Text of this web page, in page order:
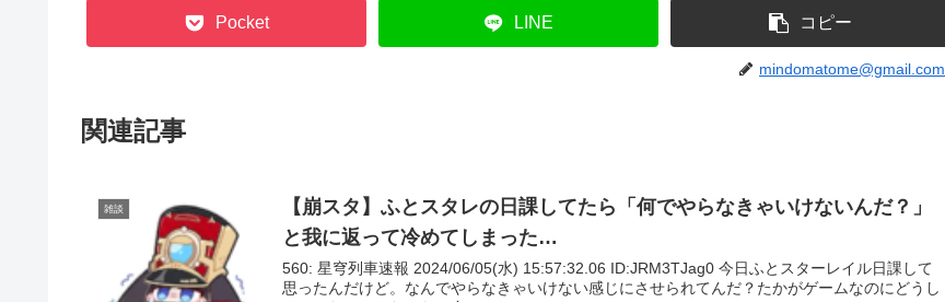
Pocket LINE コピー
mindomatome@gmail.com
関連記事
雑談
【崩スタ】ふとスタレの日課してたら「何でやらなきゃいけないんだ？」
と我に返って冷めてしまった…
560: 星穹列車速報 2024/06/05(水) 15:57:32.06 ID:JRM3TJag0 今日ふとスターレイル日課して
思ったんだけど。なんでやらなきゃいけない感じにさせられてんだ？たかがゲームなのにどうし